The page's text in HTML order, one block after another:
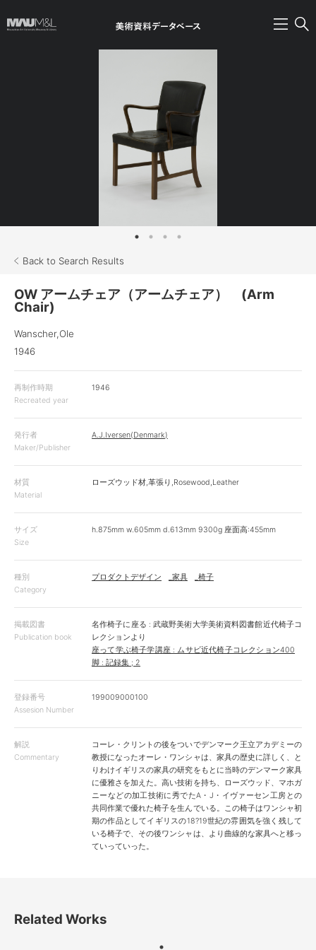
Back to Search Results
OW アームチェア（アームチェア） (Arm
Chair)
Wanscher,Ole
1946
再制作時期
Recreated year
1946
発行者
Maker/Publisher
A.J.Iversen(Denmark)
材質
Material
ローズウッド材,革張り,Rosewood,Leather
サイズ
Size
h.875mm w.605mm d.613mm 9300g 座面高:455mm
種別
Category
プロダクトデザイン _家具 _椅子
掲載図書
Publication book
名作椅子に座る : 武蔵野美術大学美術資料図書館近代椅子コ
レクションより
座って学ぶ椅子学講座 : ムサビ近代椅子コレクション400
脚 : 記録集 ; 2
登録番号
Assesion Number
199009000100
解説
Commentary
コーレ・クリントの後をついでデンマーク王立アカデミーの
教授になったオーレ・ワンシャは、家具の歴史に詳しく、と
りわけイギリスの家具の研究をもとに当時のデンマーク家具
に優雅さを加えた。高い技術を持ち、ローズウッド、マホガ
ニーなどの加工技術に秀でたA・J・イヴァーセン工房との
共同作業で優れた椅子を生んでいる。この椅子はワンシャ初
期の作品としてイギリスの18?19世紀の雰囲気を強く残して
いる椅子で、その後ワンシャは、より曲線的な家具へと移っ
ていっていった。
Related Works